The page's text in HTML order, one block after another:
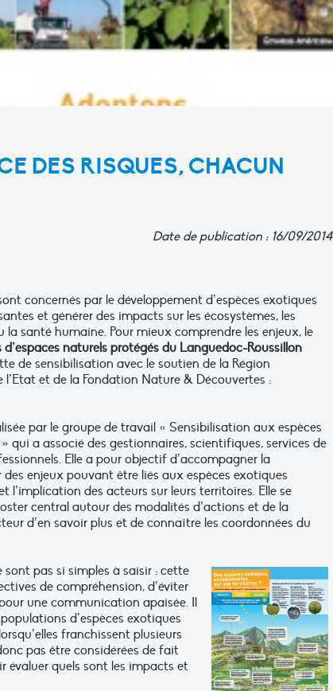
DES RISQUES, CHACUN
Date de publication : 16/09/2014
concernés par le développement d’espèces exotiques
et générer des impacts sur les écosystèmes, les
santé humaine. Pour mieux comprendre les enjeux, le
d’espaces naturels protégés du Languedoc-Roussillon
de sensibilisation avec le soutien de la Région
l’Etat et de la Fondation Nature & Découvertes :
par le groupe de travail « Sensibilisation aux espèces
qui a associé des gestionnaires, scientifiques, services de
Elle a pour objectif d’accompagner la
enjeux pouvant être liés aux espèces exotiques
l’implication des acteurs sur leurs territoires. Elle se
central autour des modalités d’actions et de la
d’en savoir plus et de connaître les coordonnées du
pas si simples à saisir : cette
de compréhension, d’éviter
une communication apaisée. Il
d’espèces exotiques
franchissent plusieurs
pas être considérées de fait
quels sont les impacts et